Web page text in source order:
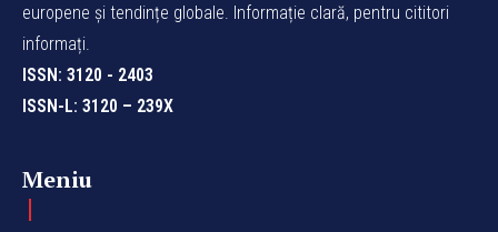
europene și tendințe globale. Informație clară, pentru cititori
informați.
ISSN: 3120 - 2403
ISSN-L: 3120 – 239X
Meniu